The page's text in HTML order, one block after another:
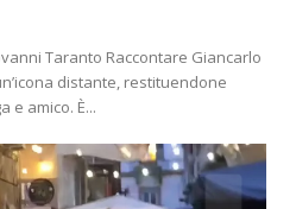
Taranto Raccontare Giancarlo
distante, restituendone
e amico. È...